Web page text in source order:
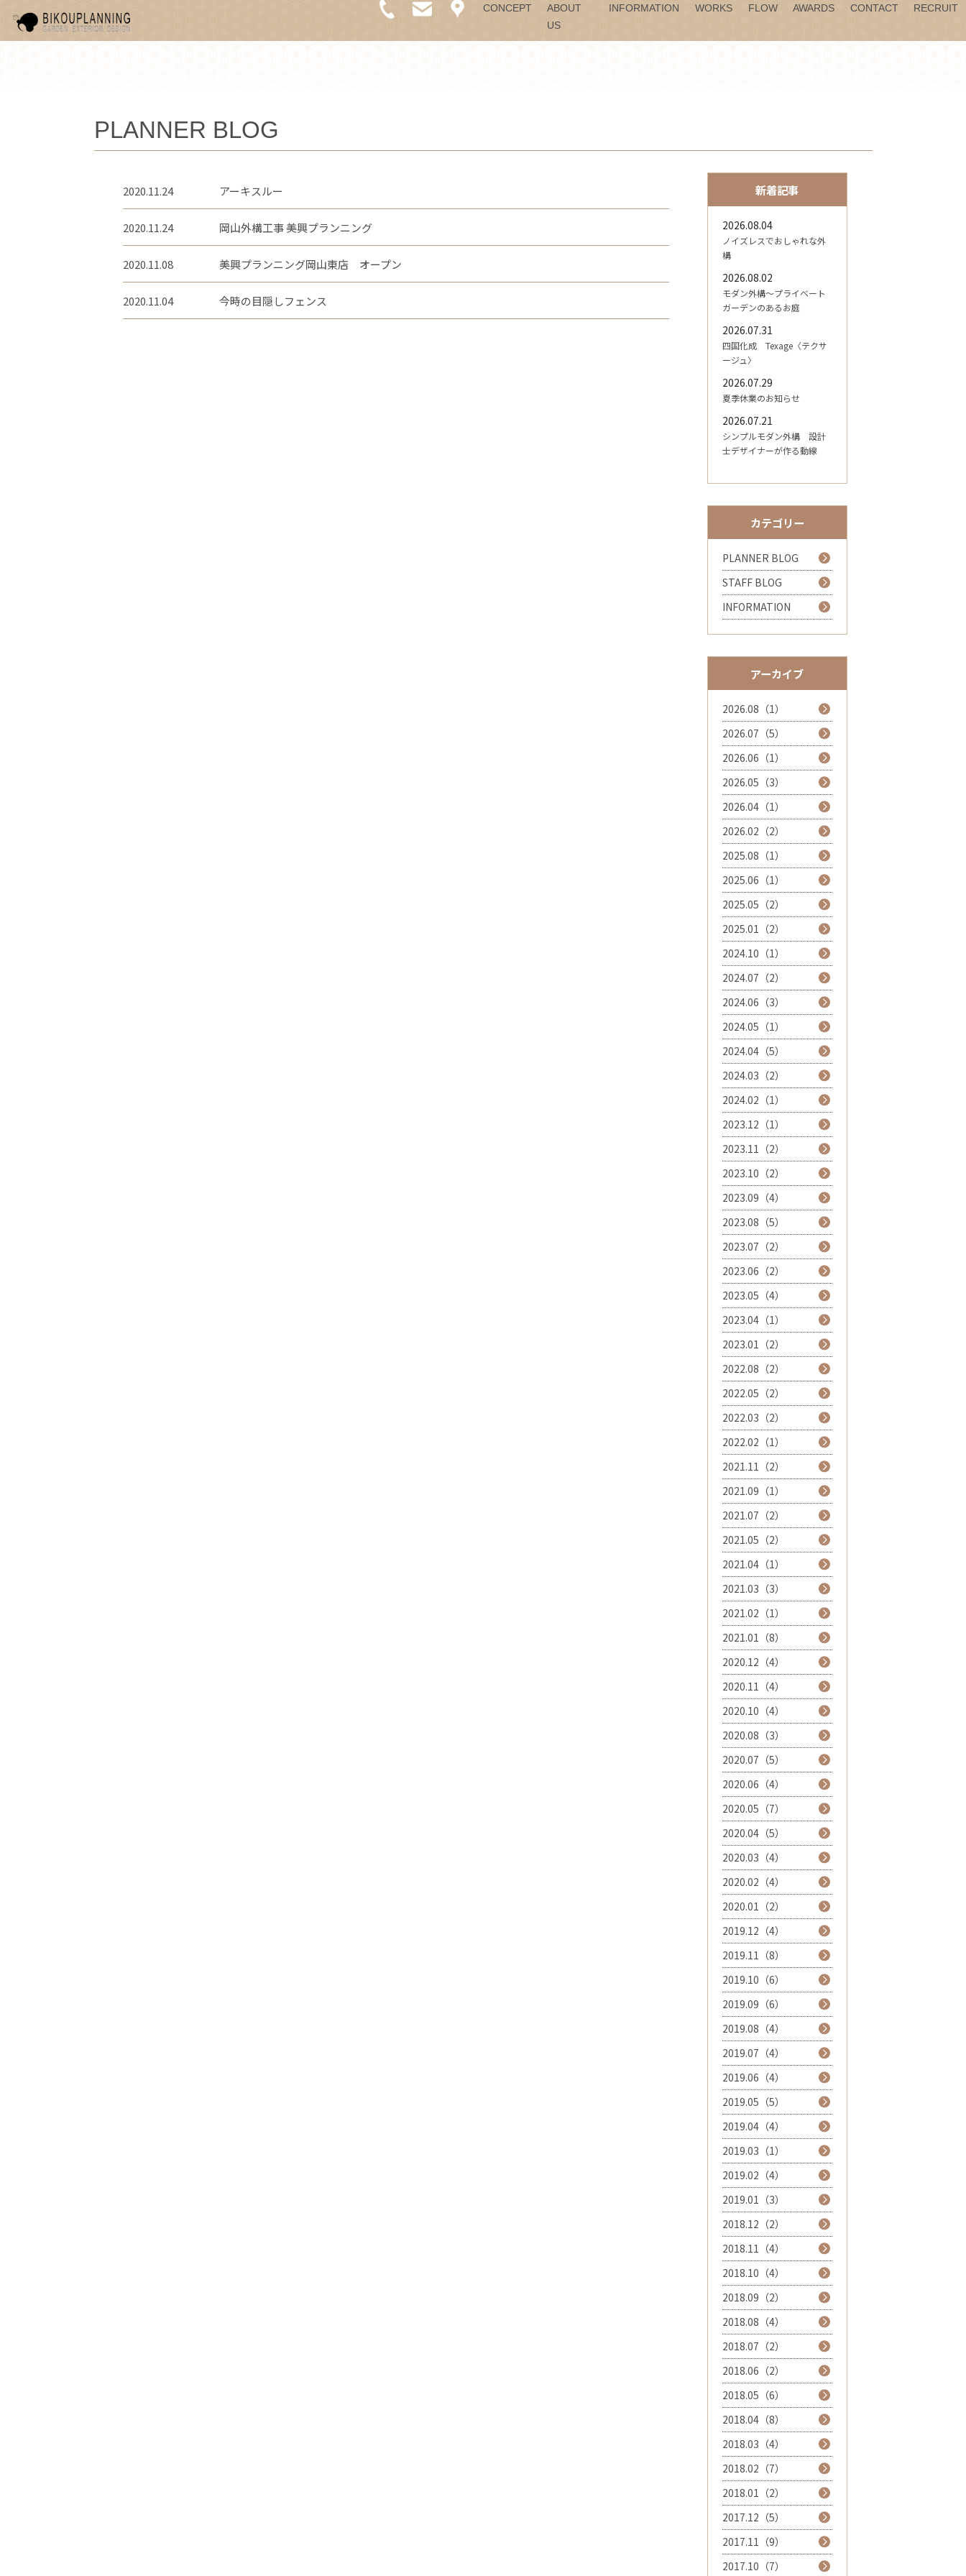
CONCEPT
ABOUT
US
INFORMATION WORKS FLOW AWARDS CONTACT RECRUIT
PLANNER BLOG
2020.11.24 アーキスルー
2020.11.24 岡山外構工事 美興プランニング
2020.11.08 美興プランニング岡山東店 オープン
2020.11.04 今時の目隠しフェンス
新着記事
2026.08.04
ノイズレスでおしゃれな外
構
2026.08.02
モダン外構～プライベート
ガーデンのあるお庭
2026.07.31
四国化成 Texage〈テクサ
ージュ〉
2026.07.29
夏季休業のお知らせ
2026.07.21
シンプルモダン外構 設計
士デザイナーが作る動線
カテゴリー
PLANNER BLOG
STAFF BLOG
INFORMATION
アーカイブ
2026.08（1）
2026.07（5）
2026.06（1）
2026.05（3）
2026.04（1）
2026.02（2）
2025.08（1）
2025.06（1）
2025.05（2）
2025.01（2）
2024.10（1）
2024.07（2）
2024.06（3）
2024.05（1）
2024.04（5）
2024.03（2）
2024.02（1）
2023.12（1）
2023.11（2）
2023.10（2）
2023.09（4）
2023.08（5）
2023.07（2）
2023.06（2）
2023.05（4）
2023.04（1）
2023.01（2）
2022.08（2）
2022.05（2）
2022.03（2）
2022.02（1）
2021.11（2）
2021.09（1）
2021.07（2）
2021.05（2）
2021.04（1）
2021.03（3）
2021.02（1）
2021.01（8）
2020.12（4）
2020.11（4）
2020.10（4）
2020.08（3）
2020.07（5）
2020.06（4）
2020.05（7）
2020.04（5）
2020.03（4）
2020.02（4）
2020.01（2）
2019.12（4）
2019.11（8）
2019.10（6）
2019.09（6）
2019.08（4）
2019.07（4）
2019.06（4）
2019.05（5）
2019.04（4）
2019.03（1）
2019.02（4）
2019.01（3）
2018.12（2）
2018.11（4）
2018.10（4）
2018.09（2）
2018.08（4）
2018.07（2）
2018.06（2）
2018.05（6）
2018.04（8）
2018.03（4）
2018.02（7）
2018.01（2）
2017.12（5）
2017.11（9）
2017.10（7）